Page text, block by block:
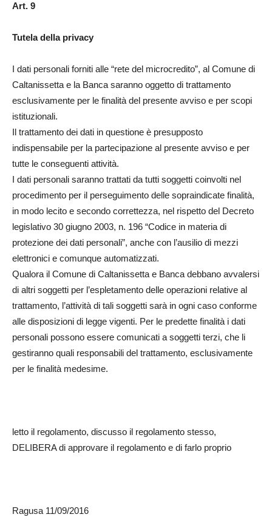
Art. 9
Tutela della privacy
I dati personali forniti alle “rete del microcredito”, al Comune di
Caltanissetta e la Banca saranno oggetto di trattamento
esclusivamente per le finalità del presente avviso e per scopi
istituzionali.
Il trattamento dei dati in questione è presupposto
indispensabile per la partecipazione al presente avviso e per
tutte le conseguenti attività.
I dati personali saranno trattati da tutti soggetti coinvolti nel
procedimento per il perseguimento delle sopraindicate finalità,
in modo lecito e secondo correttezza, nel rispetto del Decreto
legislativo 30 giugno 2003, n. 196 “Codice in materia di
protezione dei dati personali”, anche con l’ausilio di mezzi
elettronici e comunque automatizzati.
Qualora il Comune di Caltanissetta e Banca debbano avvalersi
di altri soggetti per l’espletamento delle operazioni relative al
trattamento, l’attività di tali soggetti sarà in ogni caso conforme
alle disposizioni di legge vigenti. Per le predette finalità i dati
personali possono essere comunicati a soggetti terzi, che li
gestiranno quali responsabili del trattamento, esclusivamente
per le finalità medesime.
letto il regolamento, discusso il regolamento stesso,
DELIBERA di approvare il regolamento e di farlo proprio
Ragusa 11/09/2016